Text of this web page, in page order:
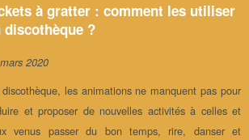
à gratter : comment les utiliser
discothèque ?
2020
les animations ne manquent pas pour
et proposer de nouvelles activités à celles et
venus passer du bon temps, rire, danser et